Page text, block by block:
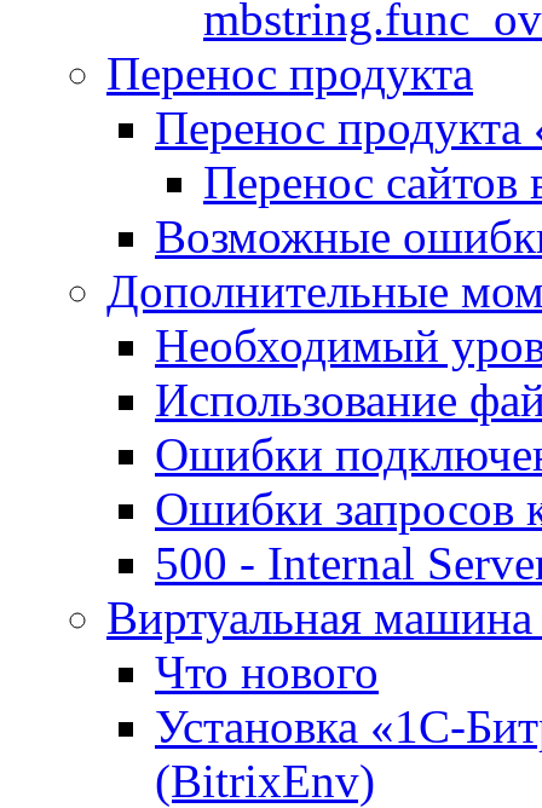
Перенос продукта
Перенос продукта
Перенос сайтов
Возможные
Дополнительные
Необходимый
Использование
Ошибки
Ошибки запросов
500 - Internal
Виртуальная
Что нового
Установка «1С-
(BitrixEnv)